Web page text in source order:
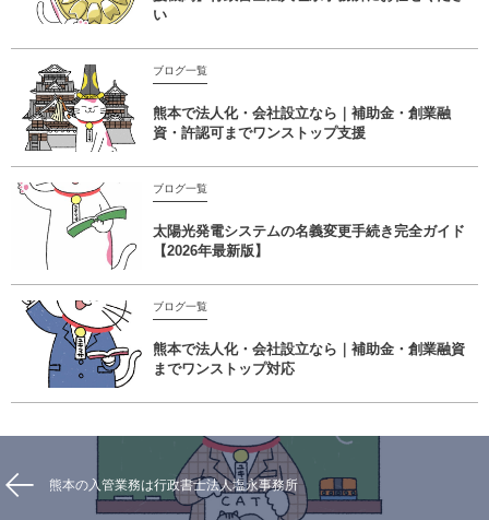
い
ブログ一覧
熊本で法人化・会社設立なら｜補助金・創業融
資・許認可までワンストップ支援
ブログ一覧
太陽光発電システムの名義変更手続き完全ガイド
【2026年最新版】
ブログ一覧
熊本で法人化・会社設立なら｜補助金・創業融資
までワンストップ対応
熊本の入管業務は行政書士法人塩永事務所